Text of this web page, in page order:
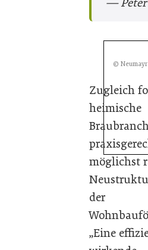
© Neumayr
Zugleich
heimische
möglichst
der
„Eine